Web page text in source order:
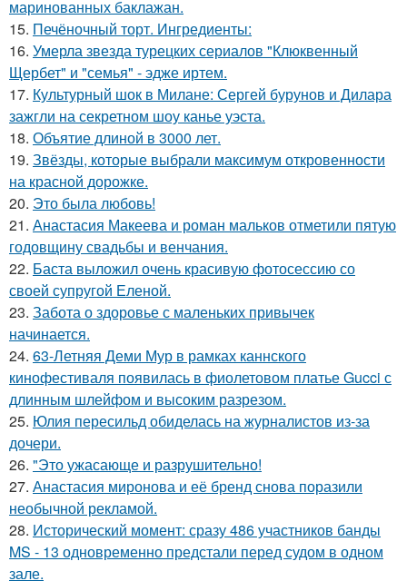
маринованных баклажан.
15. Печёночный торт. Ингредиенты:
16. Умерла звезда турецких сериалов "Клюквенный
Щербет" и "семья" - эдже иртем.
17. Культурный шок в Милане: Сергей бурунов и Дилара
зажгли на секретном шоу канье уэста.
18. Объятие длиной в 3000 лет.
19. Звёзды, которые выбрали максимум откровенности
на красной дорожке.
20. Это была любовь!
21. Анастасия Макеева и роман мальков отметили пятую
годовщину свадьбы и венчания.
22. Баста выложил очень красивую фотосессию со
своей супругой Еленой.
23. Забота о здоровье с маленьких привычек
начинается.
24. 63-Летняя Деми Мур в рамках каннского
кинофестиваля появилась в фиолетовом платье Gucci с
длинным шлейфом и высоким разрезом.
25. Юлия пересильд обиделась на журналистов из-за
дочери.
26. "Это ужасающе и разрушительно!
27. Анастасия миронова и её бренд снова поразили
необычной рекламой.
28. Исторический момент: сразу 486 участников банды
MS - 13 одновременно предстали перед судом в одном
зале.